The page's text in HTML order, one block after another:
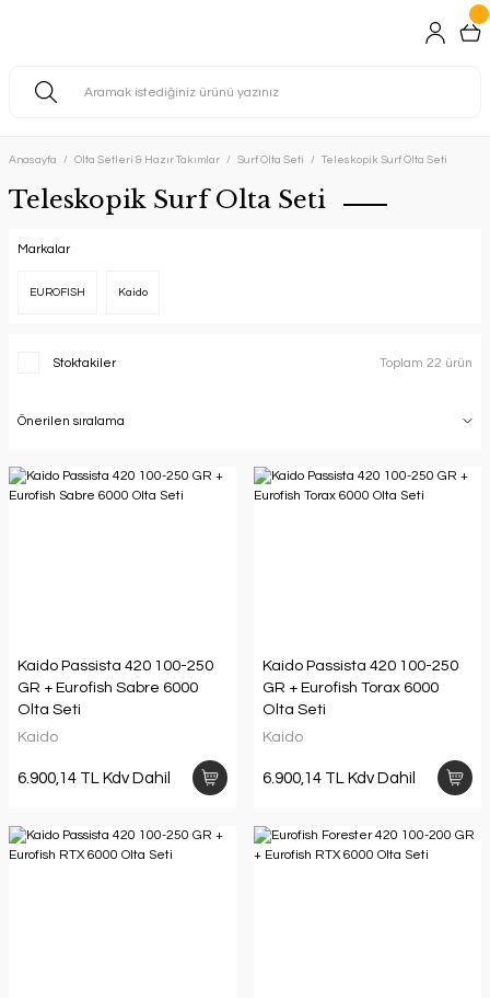
Anasayfa Olta Setleri & Hazır Takımlar Surf Olta Seti Teleskopik Surf Olta Seti
Teleskopik Surf Olta Seti
Markalar
EUROFISH Kaido
Stoktakiler Toplam 22 ürün
Kaido Passista 420 100-250
GR + Eurofish Sabre 6000
Olta Seti
Kaido
6.900,14 TL Kdv Dahil
Kaido Passista 420 100-250
GR + Eurofish Torax 6000
Olta Seti
Kaido
6.900,14 TL Kdv Dahil